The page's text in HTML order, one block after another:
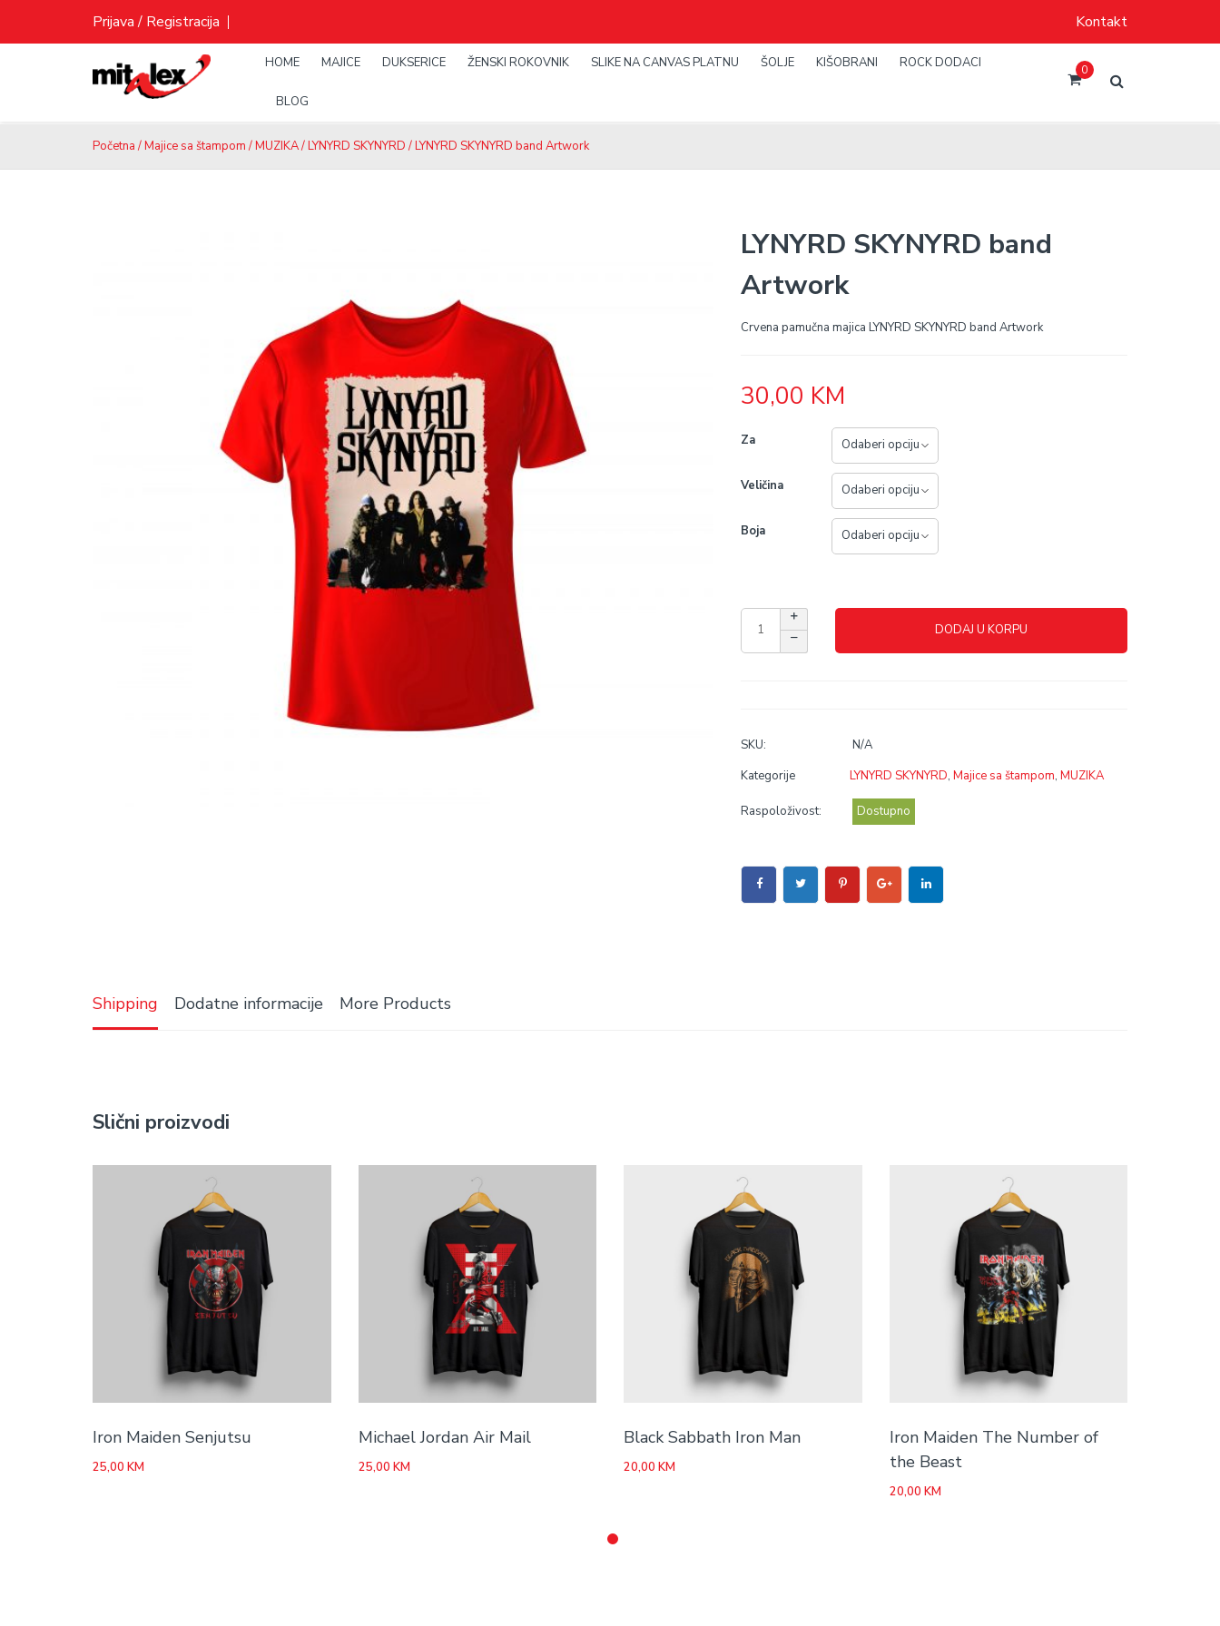
content
Prijava / Registracija Kontakt
HOME MAJICE DUKSERICE ŽENSKI ROKOVNIK SLIKE NA CANVAS PLATNU ŠOLJE KIŠOBRANI ROCK DODACI
BLOG
0
Početna /Majice sa štampom /MUZIKA/LYNYRD SKYNYRD / LYNYRD SKYNYRD band Artwork
LYNYRD SKYNYRD band
Artwork
Crvena pamučna majica LYNYRD SKYNYRD band Artwork
30,00 KM
Za
Veličina
Boja
DODAJ U KORPU
SKU:
N/A
Kategorije
LYNYRD SKYNYRD, Majice sa štampom, MUZIKA
Raspoloživost: Dostupno
Shipping Dodatne informacije More Products
Slični proizvodi
Iron Maiden Senjutsu
25,00 KM
Michael Jordan Air Mail
25,00 KM
Black Sabbath Iron Man
20,00 KM
Iron Maiden The Number of
the Beast
20,00 KM